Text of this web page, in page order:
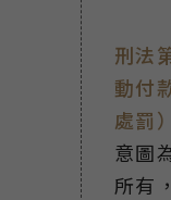
刑法
動付
處罰）
意圖
所有